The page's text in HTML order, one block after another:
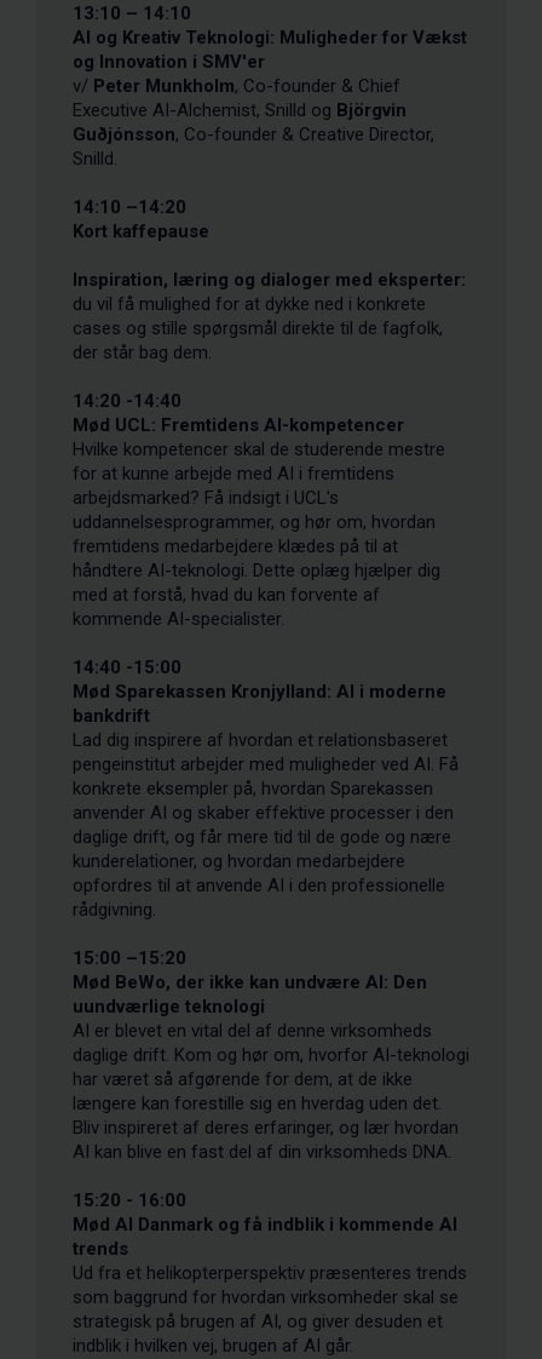
13:10 – 14:10
AI og Kreativ Teknologi: Muligheder for Vækst
og Innovation i SMV'er
v/ Peter Munkholm, Co-founder & Chief
Executive AI-Alchemist, Snilld og Björgvin
Guðjónsson, Co-founder & Creative Director,
Snilld.
14:10 –14:20
Kort kaffepause
Inspiration, læring og dialoger med eksperter:
du vil få mulighed for at dykke ned i konkrete
cases og stille spørgsmål direkte til de fagfolk,
der står bag dem.
14:20 -14:40
Mød UCL: Fremtidens AI-kompetencer
Hvilke kompetencer skal de studerende mestre
for at kunne arbejde med AI i fremtidens
arbejdsmarked? Få indsigt i UCL's
uddannelsesprogrammer, og hør om, hvordan
fremtidens medarbejdere klædes på til at
håndtere AI-teknologi. Dette oplæg hjælper dig
med at forstå, hvad du kan forvente af
kommende AI-specialister.
14:40 -15:00
Mød Sparekassen Kronjylland: AI i moderne
bankdrift
Lad dig inspirere af hvordan et relationsbaseret
pengeinstitut arbejder med muligheder ved AI. Få
konkrete eksempler på, hvordan Sparekassen
anvender AI og skaber effektive processer i den
daglige drift, og får mere tid til de gode og nære
kunderelationer, og hvordan medarbejdere
opfordres til at anvende AI i den professionelle
rådgivning.
15:00 –15:20
Mød BeWo, der ikke kan undvære AI: Den
uundværlige teknologi
AI er blevet en vital del af denne virksomheds
daglige drift. Kom og hør om, hvorfor AI-teknologi
har været så afgørende for dem, at de ikke
længere kan forestille sig en hverdag uden det.
Bliv inspireret af deres erfaringer, og lær hvordan
AI kan blive en fast del af din virksomheds DNA.
15:20 - 16:00
Mød AI Danmark og få indblik i kommende AI
trends
Ud fra et helikopterperspektiv præsenteres trends
som baggrund for hvordan virksomheder skal se
strategisk på brugen af AI, og giver desuden et
indblik i hvilken vej, brugen af AI går.